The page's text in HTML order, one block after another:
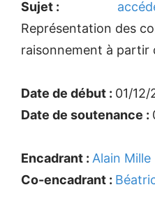
Sujet :
Représentation des
raisonnement à partir
Date de début : 01/12/
Date de soutenance :
Encadrant : Alain Mille
Co-encadrant :